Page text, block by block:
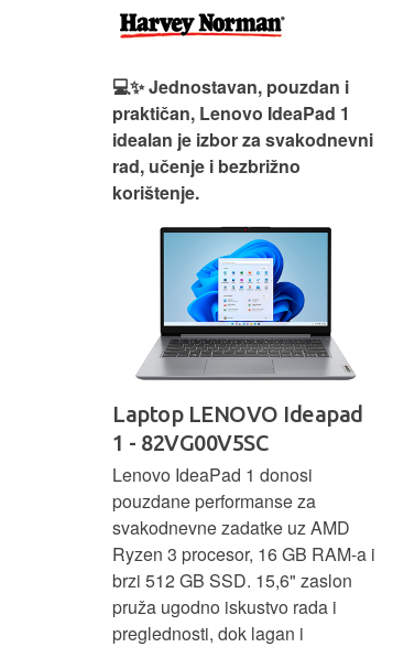
💻✨ Jednostavan, pouzdan i
praktičan, Lenovo IdeaPad 1
idealan je izbor za svakodnevni
rad, učenje i bezbrižno
korištenje.
Laptop LENOVO Ideapad
1 - 82VG00V5SC
Lenovo IdeaPad 1 donosi
pouzdane performanse za
svakodnevne zadatke uz AMD
Ryzen 3 procesor, 16 GB RAM-a i
brzi 512 GB SSD. 15,6" zaslon
pruža ugodno iskustvo rada i
preglednosti, dok lagan i